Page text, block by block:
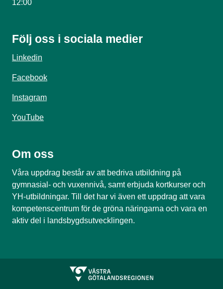
12:00
Följ oss i sociala medier
Linkedin
Facebook
Instagram
YouTube
Om oss
Våra uppdrag består av att bedriva utbildning på
gymnasial- och vuxennivå, samt erbjuda kortkurser och
YH-utbildningar. Till det har vi även ett uppdrag att vara
kompetenscentrum för de gröna näringarna och vara en
aktiv del i landsbygdsutvecklingen.